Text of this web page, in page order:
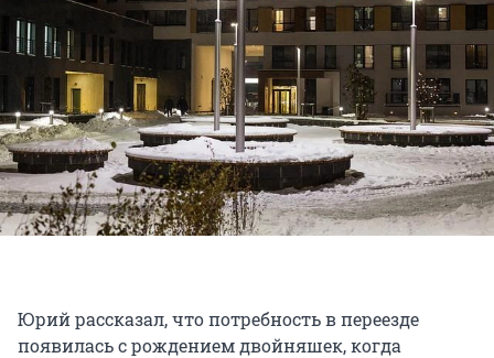
Юрий рассказал, что потребность в переезде
появилась с рождением двойняшек, когда